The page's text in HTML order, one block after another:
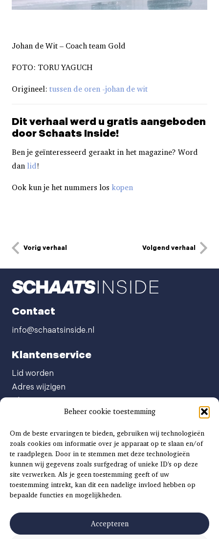
Beheer cookie toestemming
Om de beste ervaringen te bieden, gebruiken wij technologieën
zoals cookies om informatie over je apparaat op te slaan en/of
te raadplegen. Door in te stemmen met deze technologieën
kunnen wij gegevens zoals surfgedrag of unieke ID's op deze
site verwerken. Als je geen toestemming geeft of uw
toestemming intrekt, kan dit een nadelige invloed hebben op
bepaalde functies en mogelijkheden.
Accepteren
Johan de Wit – Coach team Gold
FOTO: TORU YAGUCH
Origineel: tussen de oren -johan de wit
Dit verhaal werd u gratis aangeboden
door Schaats Inside!
Ben je geïnteresseerd geraakt in het magazine? Word
dan lid!
Ook kun je het nummers los kopen
Vorig verhaal Volgend verhaal
Contact
info@schaatsinside.nl
Klantenservice
Lid worden
Adres wijzigen
Abonnement opzeggen
Afgeven automatische incasso
Factuur betalen
Klachtenformulier
Overige vragen
Adverteren
Advertentie Tariefkaart 2025